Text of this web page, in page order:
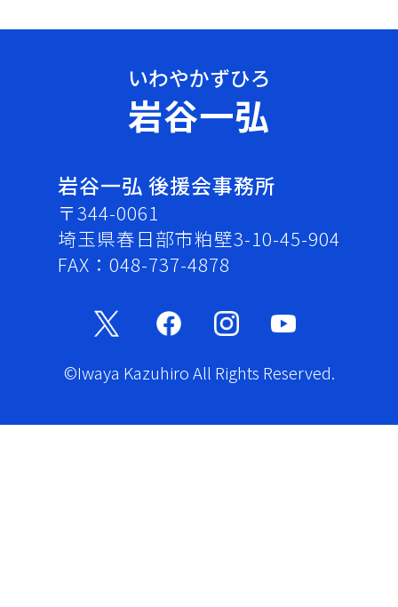
岩谷一弘
岩谷一弘 後援会事務所
〒344-0061
埼玉県春日部市粕壁3-10-45-904
FAX：048-737-4878
©Iwaya Kazuhiro All Rights Reserved.